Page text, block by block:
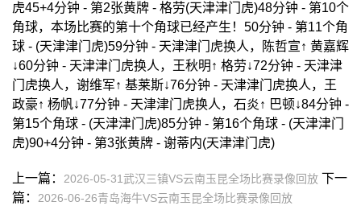
虎45+4分钟 - 第2张黄牌 - 格劳(天津津门虎)48分钟 - 第10个
角球，本场比赛的第十个角球已经产生！50分钟 - 第11个角
球 - (天津津门虎)59分钟 - 天津津门虎换人，陈哲宣↑ 黄嘉辉
↓60分钟 - 天津津门虎换人，王秋明↑ 格劳↓72分钟 - 天津津
门虎换人，谢维军↑ 基莱斯↓76分钟 - 天津津门虎换人，王
政豪↑ 杨帆↓77分钟 - 天津津门虎换人，石炎↑ 巴顿↓84分钟 -
第15个角球 - (天津津门虎)85分钟 - 第16个角球 - (天津津门
虎)90+4分钟 - 第3张黄牌 - 谢蒂内(天津津门虎)
上一篇： 2026-05-31武汉三镇VS云南玉昆全场比赛录像回放 下一
篇： 2026-06-26青岛海牛VS云南玉昆全场比赛录像回放